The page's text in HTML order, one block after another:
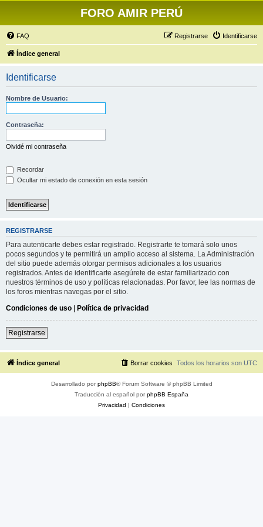
FORO AMIR PERÚ
FAQ Identificarse
Registrarse
Índice general
Identificarse
Nombre de Usuario:
Contraseña:
Olvidé mi contraseña
Recordar
Ocultar mi estado de conexión en esta sesión
REGISTRARSE
Para autenticarte debes estar registrado. Registrarte te tomará solo unos
pocos segundos y te permitirá un amplio acceso al sistema. La Administración
del sitio puede además otorgar permisos adicionales a los usuarios
registrados. Antes de identificarte asegúrete de estar familiarizado con
nuestros términos de uso y políticas relacionadas. Por favor, lee las normas de
los foros mientras navegas por el sitio.
Condiciones de uso | Política de privacidad
Registrarse
Índice general Todos los horarios son UTC
Borrar cookies
Desarrollado porphpBB® Forum Software © phpBB Limited
Traducción al español porphpBB España
Privacidad | Condiciones